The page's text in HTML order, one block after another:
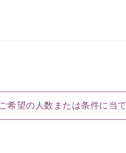
ご希望の人数または条件に当